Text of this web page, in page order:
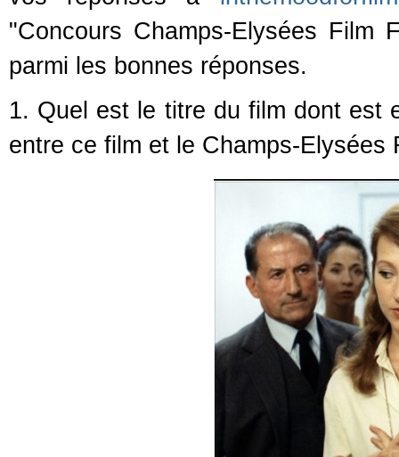
"Concours Champs-Elysées
parmi les bonnes réponses.
1. Quel est le titre du film dont est
entre ce film et le Champs-Elysées